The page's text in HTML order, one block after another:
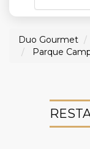
Duo Gourmet
Parque